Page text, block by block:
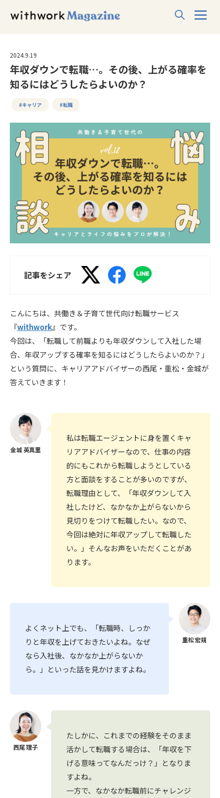
2024.9.19
年収ダウンで転職…。その後、上がる確率を
知るにはどうしたらよいのか？
#キャリア #転職
記事をシェア
こんにちは、共働き＆子育て世代向け転職サービス
『withwork』です。
今回は、「転職して前職よりも年収ダウンして入社した場
合、年収アップする確率を知るにはどうしたらよいのか？」
という質問に、キャリアアドバイザーの西尾・重松・金城が
答えていきます！
私は転職エージェントに身を置くキャ
リアアドバイザーなので、仕事の内容
的にもこれから転職しようとしている
方と面談をすることが多いのですが、
転職理由として、「年収ダウンして入
社したけど、なかなか上がらないから
見切りをつけて転職したい。なので、
今回は絶対に年収アップして転職した
い。」そんなお声をいただくことがあ
ります。
よくネット上でも、「転職時、しっか
りと年収を上げておきたいよね。なぜ
なら入社後、なかなか上がらないか
ら。」といった話を見かけますよね。
たしかに、これまでの経験をそのまま
活かして転職する場合は、「年収を下
げる意味ってなんだっけ？」となりま
すよね。
一方で、なかなか転職前にチャレンジ